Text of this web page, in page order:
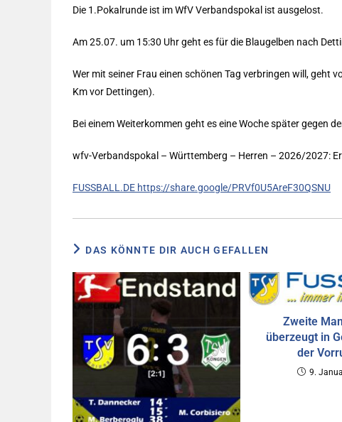
Die 1.Pokalrunde ist im WfV Verbandspokal ist ausgelost.
Am 25.07. um 15:30 Uhr geht es für die Blaugelben nach
Wer mit seiner Frau einen schönen Tag verbringen will, geht
Km vor Dettingen).
Bei einem Weiterkommen geht es eine Woche später gegen
wfv-Verbandspokal – Württemberg – Herren – 2026/2027:
FUSSBALL.DE https://share.google/PRVf0U5AreF30QSNU
DAS KÖNNTE DIR AUCH GEFALLEN
Zweite
überzeugt in
der
9.